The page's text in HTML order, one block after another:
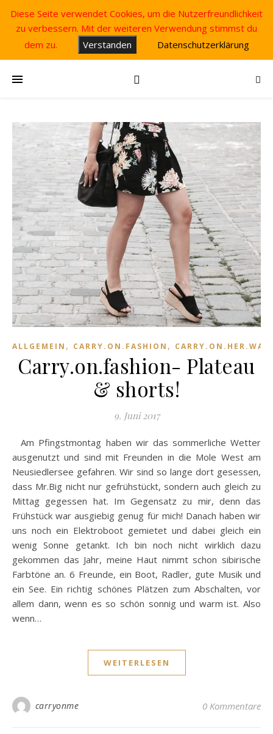
ALLGEMEIN , CARRY.ON.FASHION ,
Carry.on.fashion- Plateau
& shorts!
9. Juni 2017
Am Pfingstmontag haben wir das sommerliche Wetter
ausgenutzt und sind mit Freunden in die Mole West am
Neusiedlersee gefahren. Wir sind so lange dort gesessen,
dass Mr.Big nicht nur gefrühstückt, sondern auch gleich zu
Mittag gegessen hat. Im Gegensatz zu mir, denn das
Frühstück war ausgiebig genug für mich! Danach haben wir
uns noch ein Elektroboot gemietet und dabei gleich ein
wenig Sonne getankt. Ich bin noch nicht wirklich dazu
gekommen das Jahr, meine Haut nimmt schon sibirische
Farbtöne an. 6 Freunde, ein Boot, Radler, gute Musik und
ein See. Ein richtig schönes Plätzen zum Abschalten, vor
allem dann, wenn es so schön sonnig und warm ist. Also
wenn…
WEITERLESEN
carryonme 0 Kommentare
Diese Seite verwendet Cookies, um die Nutzerfreundlichkeit
zu verbessern. Mit der weiteren Verwendung stimmst du
dem zu.
Verstanden Datenschutzerklärung